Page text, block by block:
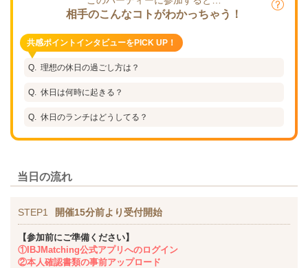
相手のこんなコトがわかっちゃう！
共感ポイントインタビューをPICK UP！
理想の休日の過ごし方は？
休日は何時に起きる？
休日のランチはどうしてる？
当日の流れ
STEP1 開催15分前より受付開始
【参加前にご準備ください】
①IBJMatching公式アプリへのログイン
②本人確認書類の事前アップロード